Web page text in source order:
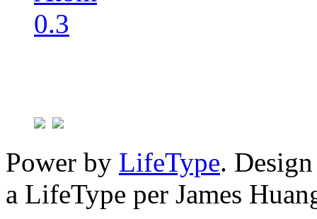
Power by LifeType.
a LifeType per James